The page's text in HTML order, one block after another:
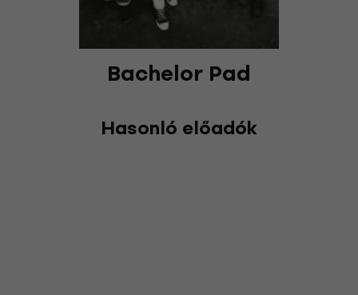
Bachelor Pad
Hasonló előadók